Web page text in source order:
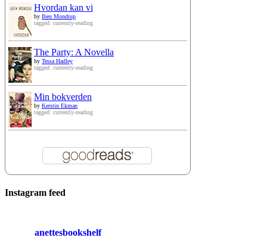
Hvordan kan vi
by Iben Mondrup
tagged: currently-reading
The Party: A Novella
by Tessa Hadley
tagged: currently-reading
Min bokverden
by Kerstin Ekman
tagged: currently-reading
Instagram feed
anettesbookshelf